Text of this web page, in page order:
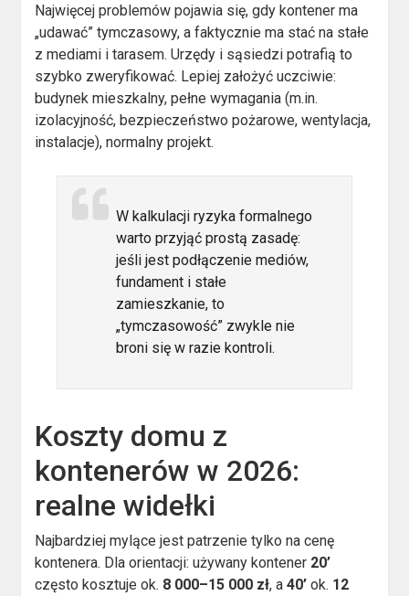
Najwięcej problemów pojawia się, gdy kontener ma
„udawać” tymczasowy, a faktycznie ma stać na stałe
z mediami i tarasem. Urzędy i sąsiedzi potrafią to
szybko zweryfikować. Lepiej założyć uczciwie:
budynek mieszkalny, pełne wymagania (m.in.
izolacyjność, bezpieczeństwo pożarowe, wentylacja,
instalacje), normalny projekt.
W kalkulacji ryzyka formalnego
warto przyjąć prostą zasadę:
jeśli jest podłączenie mediów,
fundament i stałe
zamieszkanie, to
„tymczasowość” zwykle nie
broni się w razie kontroli.
Koszty domu z
kontenerów w 2026:
realne widełki
Najbardziej mylące jest patrzenie tylko na cenę
kontenera. Dla orientacji: używany kontener 20’
często kosztuje ok. 8 000–15 000 zł, a40’ ok. 12